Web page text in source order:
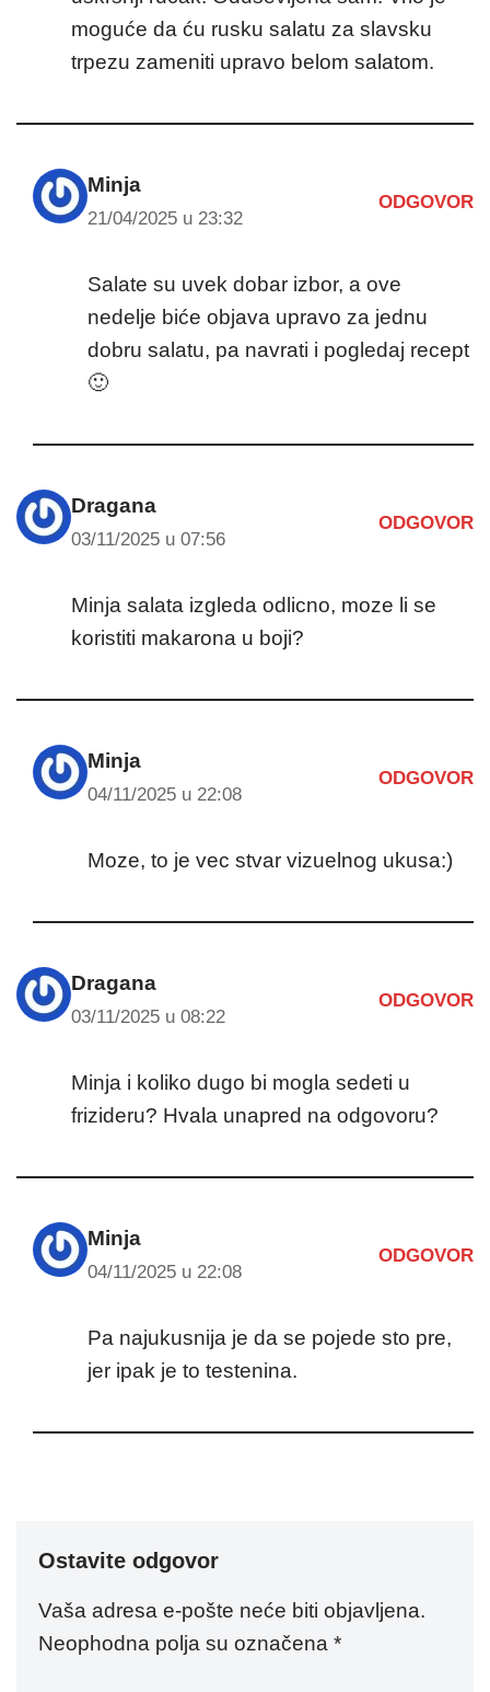
moguće da ću rusku salatu za slavsku
trpezu zameniti upravo belom salatom.
Minja
21/04/2025 u 23:32
ODGOVOR
Salate su uvek dobar izbor, a ove
nedelje biće objava upravo za jednu
dobru salatu, pa navrati i pogledaj recept
🙂
Dragana
03/11/2025 u 07:56
ODGOVOR
Minja salata izgleda odlicno, moze li se
koristiti makarona u boji?
Minja
04/11/2025 u 22:08
ODGOVOR
Moze, to je vec stvar vizuelnog ukusa:)
Dragana
03/11/2025 u 08:22
ODGOVOR
Minja i koliko dugo bi mogla sedeti u
frizideru? Hvala unapred na odgovoru?
Minja
04/11/2025 u 22:08
ODGOVOR
Pa najukusnija je da se pojede sto pre,
jer ipak je to testenina.
Ostavite odgovor
Vaša adresa e-pošte neće biti objavljena.
Neophodna polja su označena *